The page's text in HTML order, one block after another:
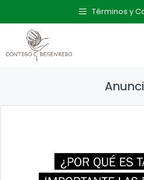
al
contenido
Términos y